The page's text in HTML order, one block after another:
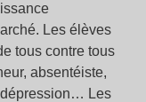
Les élèves
tous contre tous
absentéiste,
dépression… Les